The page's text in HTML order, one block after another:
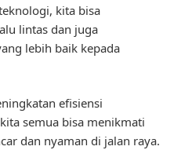
kita bisa
lintas dan juga
lebih baik kepada
efisiensi
semua bisa menikmati
dan nyaman di jalan raya.